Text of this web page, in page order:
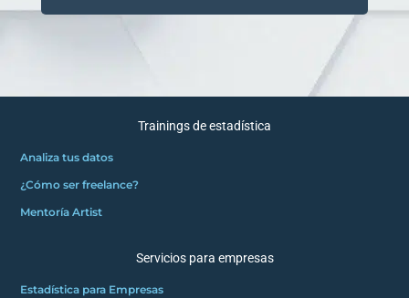
Trainings de estadística
Analiza tus datos
¿Cómo ser freelance?
Mentoría Artist
Servicios para empresas
Estadística para Empresas